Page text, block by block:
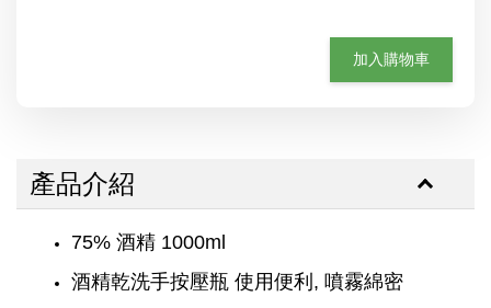
加入購物車
產品介紹
75% 酒精 1000ml
酒精乾洗手按壓瓶 使用便利, 噴霧綿密